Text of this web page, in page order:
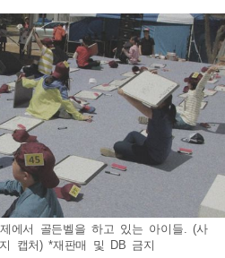
에서 골든벨을 하고 있는 아이들. (사
캡처) *재판매 및 DB 금지